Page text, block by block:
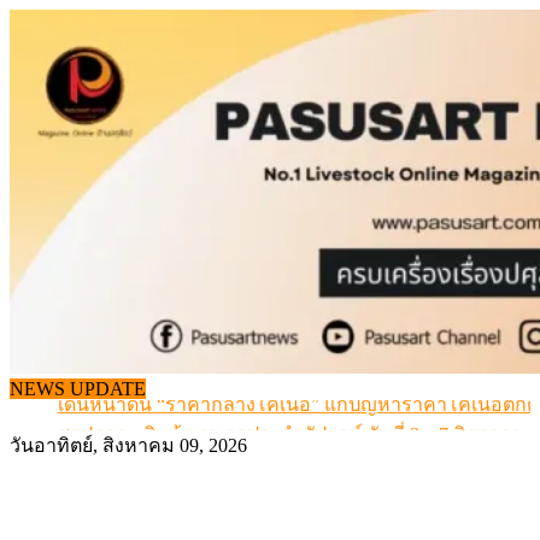
content
NEWS UPDATE
เดินหน้าดัน “ราคากลางโคเนื้อ” แก้ปัญหาราคาโคเนื้อตก
สรุปภาวะ สินค้าเกษตรประจำสัปดาห์ วันที่ 3 – 7 สิงหาคม
เมื่อเกษตรกรถูกมองเป็นผู้ร้ายเบื้องหลังราคาหมูที่สังคมไม่
วันอาทิตย์, สิงหาคม 09, 2026